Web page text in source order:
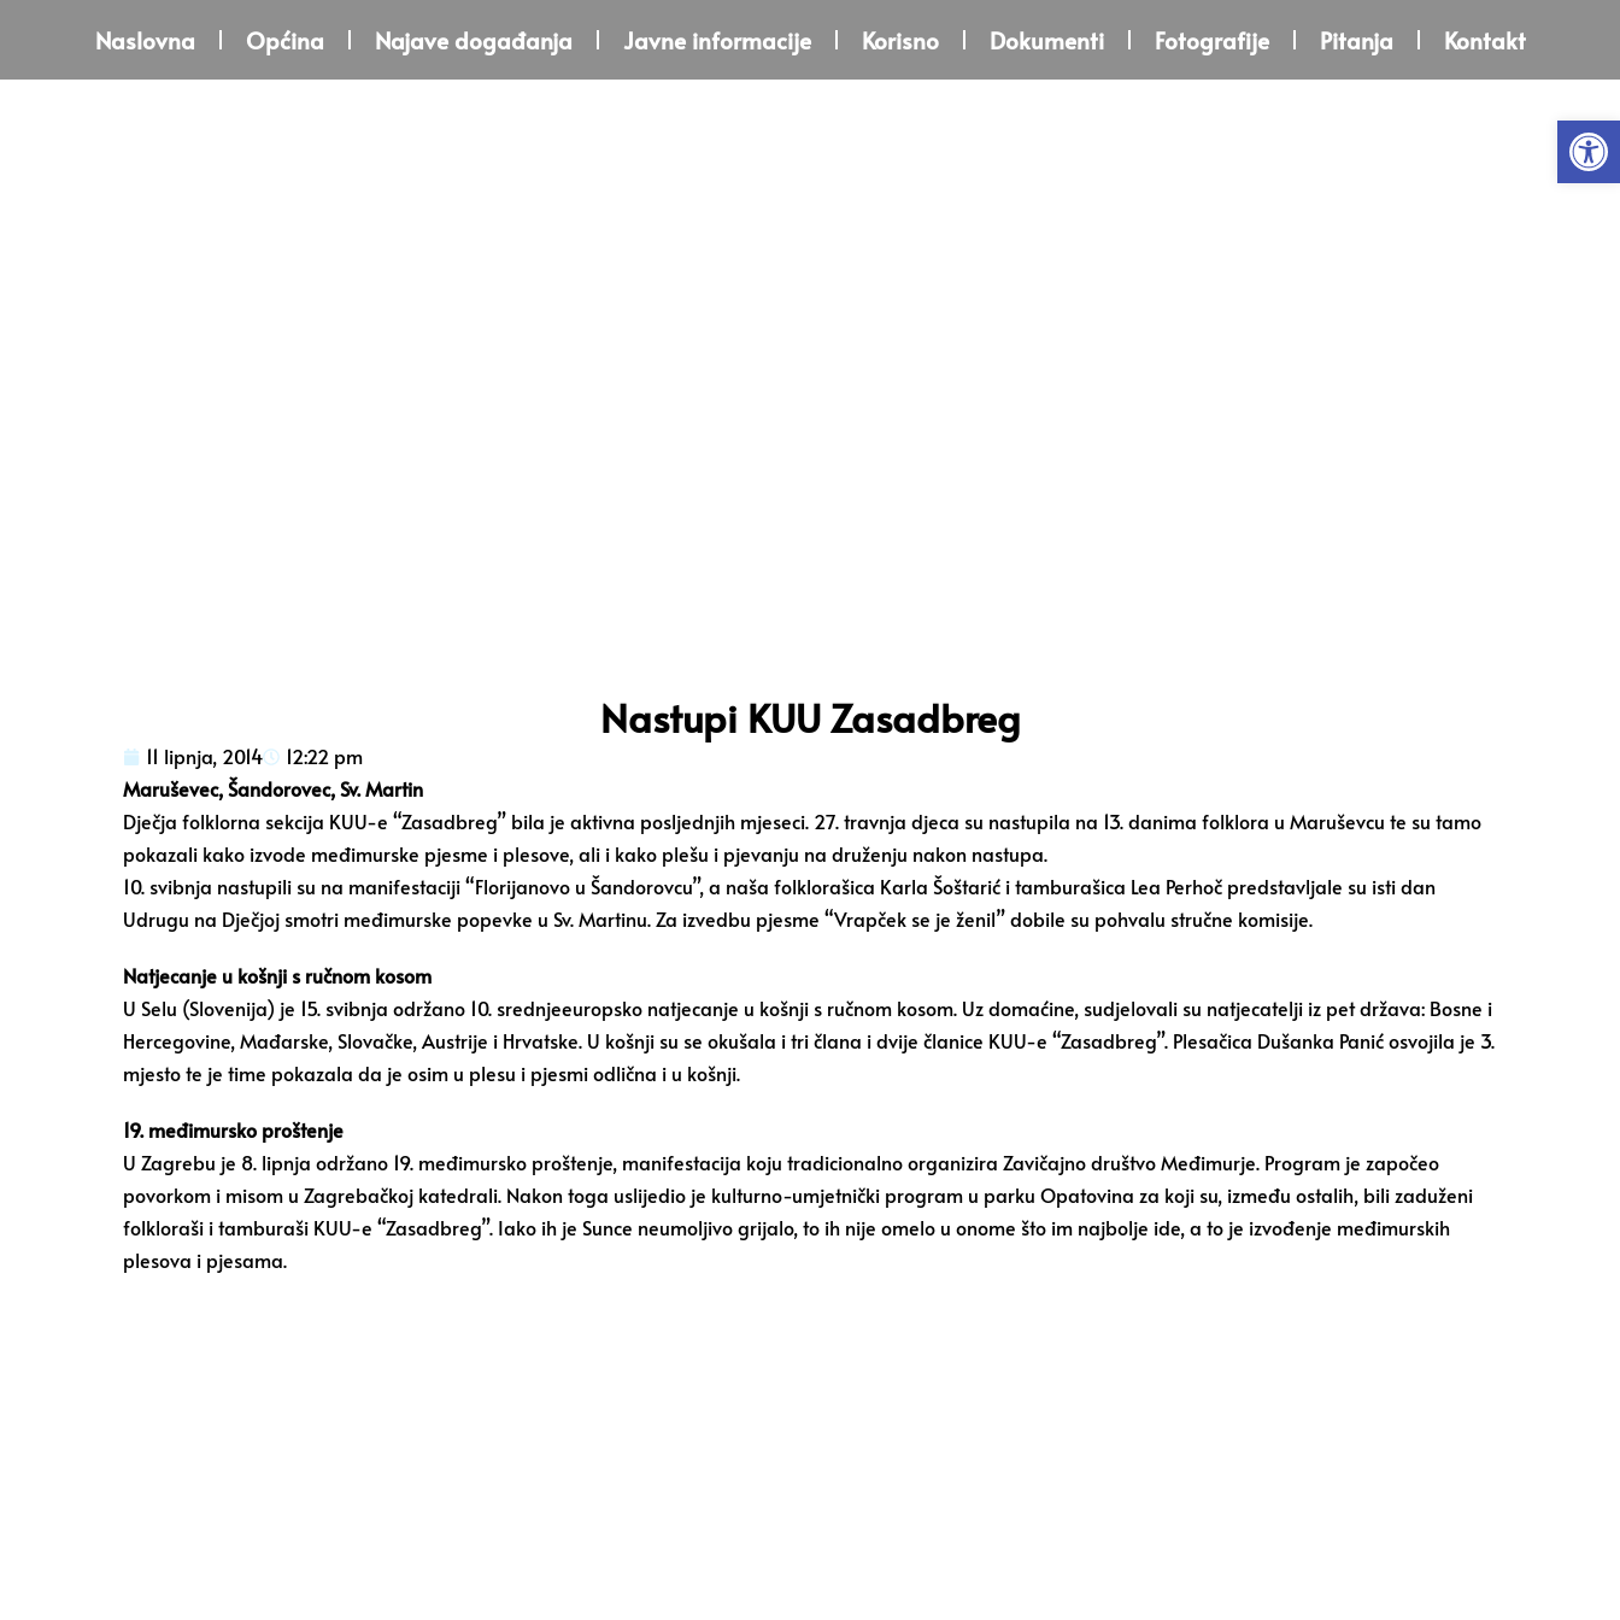
Naslovna Općina Najave događanja Javne informacije Korisno Dokumenti Fotografije Pitanja Kontakt
Nastupi KUU Zasadbreg
11 lipnja, 2014
12:22 pm
Maruševec, Šandorovec, Sv. Martin
Dječja folklorna sekcija KUU-e “Zasadbreg” bila je aktivna posljednjih mjeseci. 27. travnja djeca su nastupila na 13. danima folklora u Maruševcu te su tamo
pokazali kako izvode međimurske pjesme i plesove, ali i kako plešu i pjevanju na druženju nakon nastupa.
10. svibnja nastupili su na manifestaciji “Florijanovo u Šandorovcu”, a naša folklorašica Karla Šoštarić i tamburašica Lea Perhoč predstavljale su isti dan
Udrugu na Dječjoj smotri međimurske popevke u Sv. Martinu. Za izvedbu pjesme “Vrapček se je ženil” dobile su pohvalu stručne komisije.
Natjecanje u košnji s ručnom kosom
U Selu (Slovenija) je 15. svibnja održano 10. srednjeeuropsko natjecanje u košnji s ručnom kosom. Uz domaćine, sudjelovali su natjecatelji iz pet država: Bosne i
Hercegovine, Mađarske, Slovačke, Austrije i Hrvatske. U košnji su se okušala i tri člana i dvije članice KUU-e “Zasadbreg”. Plesačica Dušanka Panić osvojila je 3.
mjesto te je time pokazala da je osim u plesu i pjesmi odlična i u košnji.
19. međimursko proštenje
U Zagrebu je 8. lipnja održano 19. međimursko proštenje, manifestacija koju tradicionalno organizira Zavičajno društvo Međimurje. Program je započeo
povorkom i misom u Zagrebačkoj katedrali. Nakon toga uslijedio je kulturno-umjetnički program u parku Opatovina za koji su, između ostalih, bili zaduženi
folkloraši i tamburaši KUU-e “Zasadbreg”. Iako ih je Sunce neumoljivo grijalo, to ih nije omelo u onome što im najbolje ide, a to je izvođenje međimurskih
plesova i pjesama.